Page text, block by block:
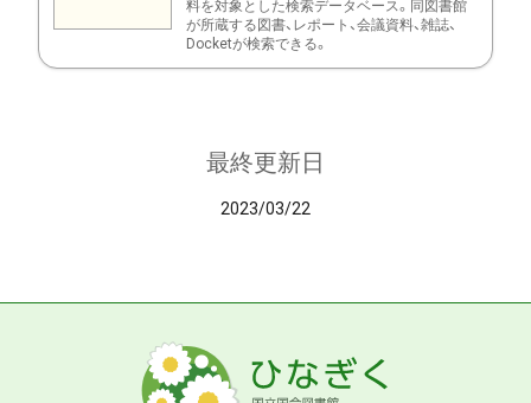
料を対象とした検索データベース。同図書館
が所蔵する図書、レポート、会議資料、雑誌、
Docketが検索できる。
最終更新日
2023/03/22